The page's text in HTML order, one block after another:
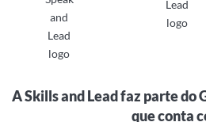
A Skills and Lead faz parte do
que conta